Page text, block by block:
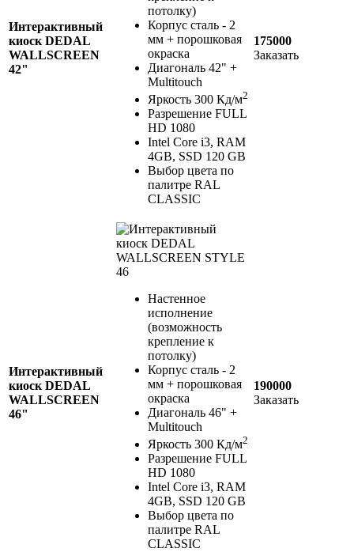
Интерактивный
киоск DEDAL
WALLSCREEN
42"
потолку)
Корпус сталь - 2
мм + порошковая
окраска
Диагональ 42" +
Multitouch
Яркость 300 Кд/м2
Разрешение FULL
HD 1080
Intel Core i3, RAM
4GB, SSD 120 GB
Выбор цвета по
палитре RAL
CLASSIC
175000
Заказать
Интерактивный
киоск DEDAL
WALLSCREEN
46"
Настенное
исполнение
(возможность
крепление к
потолку)
Корпус сталь - 2
мм + порошковая
окраска
Диагональ 46" +
Multitouch
Яркость 300 Кд/м2
Разрешение FULL
HD 1080
Intel Core i3, RAM
4GB, SSD 120 GB
Выбор цвета по
палитре RAL
CLASSIC
190000
Заказать